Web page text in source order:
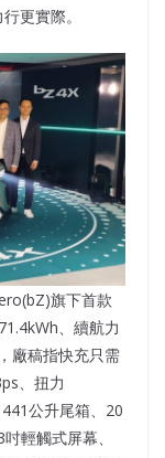
更實際。
旗下首款
、續航力
廠稿指快充只需
、扭力
公升尾箱、20
輕觸式屏幕、